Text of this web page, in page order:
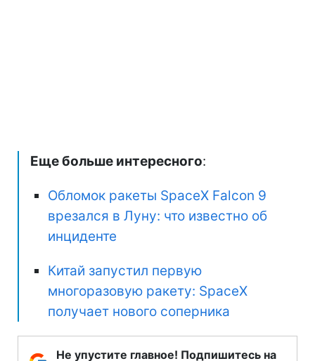
Еще больше интересного:
Обломок ракеты SpaceX Falcon 9
врезался в Луну: что известно об
инциденте
Китай запустил первую
многоразовую ракету: SpaceX
получает нового соперника
Не упустите главное! Подпишитесь на